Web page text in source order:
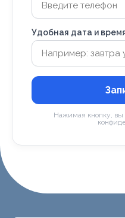
Удобная дата и
Нажимая кнопку, вы